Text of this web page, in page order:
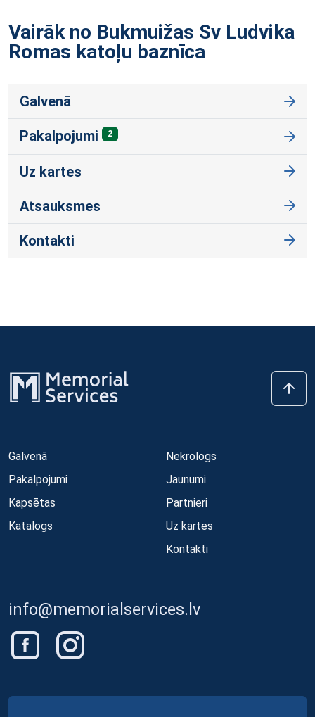
Vairāk no Bukmuižas Sv Ludvika
Romas katoļu baznīca
Galvenā
Pakalpojumi 2
Uz kartes
Atsauksmes
Kontakti
Galvenā
Pakalpojumi
Kapsētas
Katalogs
Nekrologs
Jaunumi
Partnieri
Uz kartes
Kontakti
info@memorialservices.lv